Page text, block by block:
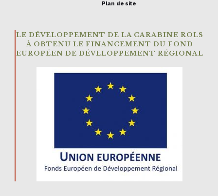
Plan de site
LE DÉVELOPPEMENT DE LA CARABINE ROLS
À OBTENU LE FINANCEMENT DU FOND
EUROPÉEN DE DÉVELOPPEMENT RÉGIONAL